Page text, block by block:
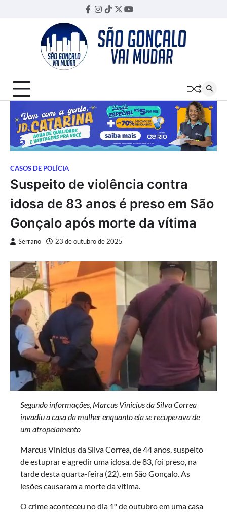
Facebook
Instagram
TikTok
TwitterYouTube
CASOS DE POLÍCIA
Suspeito de violência contra
idosa de 83 anos é preso em São
Gonçalo após morte da vítima
Serrano 23 de outubro de 2025
Segundo informações, Marcus Vinicius da Silva Correa
invadiu a casa da mulher enquanto ela se recuperava de
um atropelamento
Marcus Vinicius da Silva Correa, de 44 anos, suspeito
de estuprar e agredir uma idosa, de 83, foi preso, na
tarde desta quarta-feira (22), em São Gonçalo. As
lesões causaram a morte da vítima.
O crime aconteceu no dia 1º de outubro em uma casa